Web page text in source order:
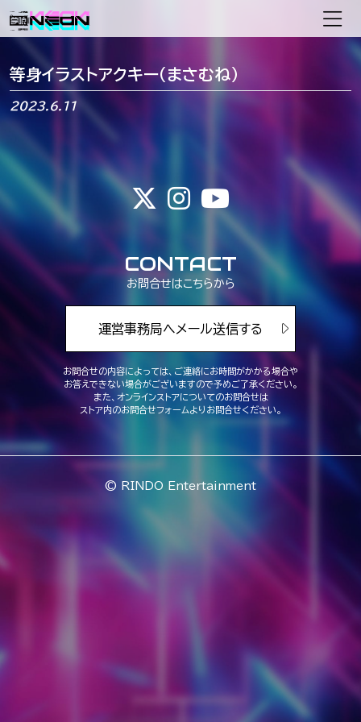
メインナビゲーション
等身イラストアクキー（まさむね）
2023.6.11
CONTACT
お問合せはこちらから
運営事務局へメール送信する
お問合せの内容によっては、ご連絡にお時間がかかる場合や
お答えできない場合がございますので予めご了承ください。
また、オンラインストアについてのお問合せは
ストア内のお問合せフォームよりお問合せください。
© RINDO Entertainment